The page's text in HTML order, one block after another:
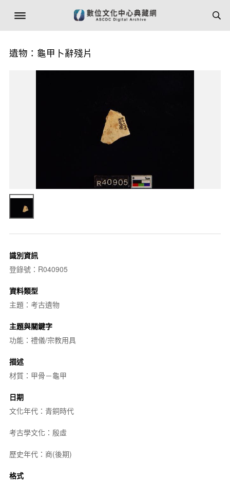
遺物：龜甲卜辭殘片
識別資訊
登錄號：R040905
資料類型
主題：考古遺物
主題與關鍵字
功能：禮儀/宗教用具
描述
材質：甲骨－龜甲
日期
文化年代：青銅時代
考古學文化：殷虛
歷史年代：商(後期)
格式